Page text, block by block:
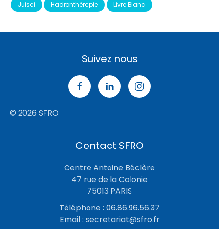
Juisci
Hadronthérapie Livre Blanc
Suivez nous
© 2026 SFRO
Contact SFRO
Centre Antoine Béclère
47 rue de la Colonie
75013 PARIS
Téléphone : 06.86.96.56.37
Email : secretariat@sfro.fr